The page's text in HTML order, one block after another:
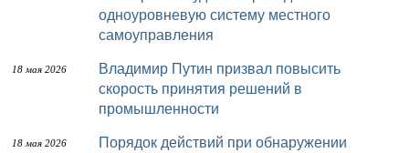
одноуровневую систему местного
самоуправления
18 мая 2026
Владимир Путин призвал повысить
скорость принятия решений в
промышленности
18 мая 2026 Порядок действий при обнаружении